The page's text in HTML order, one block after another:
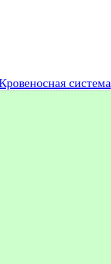
система